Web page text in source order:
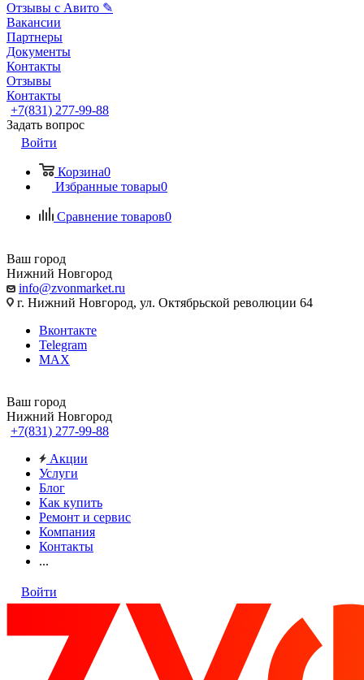
Отзывы с Авито ✎
Вакансии
Партнеры
Документы
Контакты
Отзывы
Контакты
+7(831) 277-99-88
Задать вопрос
Войти
Корзина0
Избранные товары0
Сравнение товаров0
Ваш город
Нижний Новгород
info@zvonmarket.ru
г. Нижний Новгород, ул. Октябрьской революции 64
Вконтакте
Telegram
MAX
Ваш город
Нижний Новгород
+7(831) 277-99-88
Акции
Услуги
Блог
Как купить
Ремонт и сервис
Компания
Контакты
...
Войти